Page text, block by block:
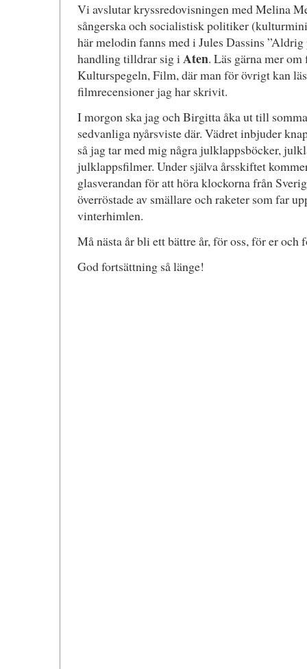
Vi avslutar kryssredovisningen med Melina
sångerska och socialistisk politiker
här melodin fanns med i Jules Dassins ”Aldrig
handling tilldrar sig iAten. Läs gärna mer
Kulturspegeln, Film, där man för övrigt kan
filmrecensioner jag har skrivit.
I morgon ska jag och Birgitta åka ut till
sedvanliga nyårsviste där. Vädret inbjuder
så jag tar med mig några julklappsböcker,
julklappsfilmer. Under själva årsskiftet
glasverandan för att höra klockorna från
överröstade av smällare och raketer som far
vinterhimlen.
Må nästa år bli ett bättre år, för oss, för er och
God fortsättning så länge!